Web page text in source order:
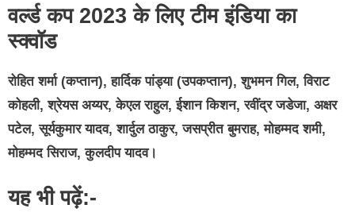
वर्ल्ड कप 2023 के लिए टीम इंडिया का
स्क्वॉड
रोहित शर्मा (कप्तान), हार्दिक पांड्या (उपकप्तान), शुभमन गिल, विराट
कोहली, श्रेयस अय्यर, केएल राहुल, ईशान किशन, रवींद्र जडेजा, अक्षर
पटेल, सूर्यकुमार यादव, शार्दुल ठाकुर, जसप्रीत बुमराह, मोहम्मद शमी,
मोहम्मद सिराज, कुलदीप यादव।
यह भी पढ़ें:-